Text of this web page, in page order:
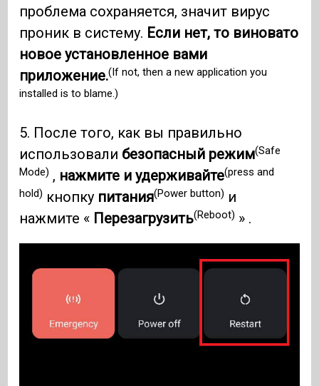
проблема сохраняется, значит вирус
проник в систему. Если нет, то виновато
новое установленное вами
приложение.(If not, then a new application you
installed is to blame.)
5. После того, как вы правильно
использовали безопасный режим(Safe
Mode) , нажмите и удерживайте(press and
hold) кнопку питания(Power button) и
нажмите « Перезагрузить(Reboot) » .